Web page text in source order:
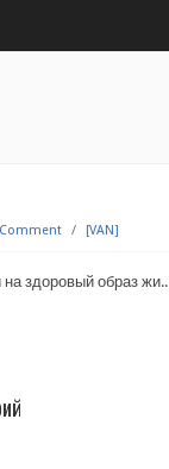
Comment / [VAN]
здоровый образ жи..